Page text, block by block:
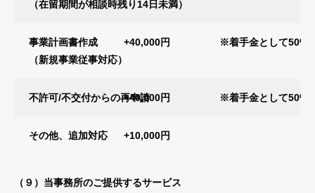
（在留期間が相談時残り14日未満）
事業計画書作成
（新規事業従事対応）
+40,000円 ※着手金として50%
不許可/不交付からの再申請
+40,000円 ※着手金として50%
その他、追加対応 +10,000円
（９）当事務所のご提供するサービス